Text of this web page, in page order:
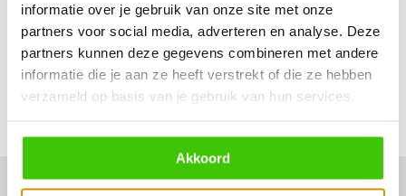
informatie over je gebruik van onze site met onze
partners voor social media, adverteren en analyse. Deze
partners kunnen deze gegevens combineren met andere
informatie die je aan ze heeft verstrekt of die ze hebben
verzameld op basis van je gebruik van hun services.
Akkoord
Specificaties
Reviews